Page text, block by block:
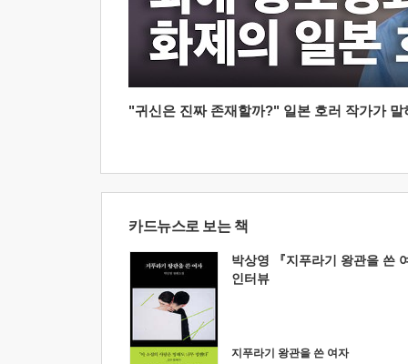
"귀신은 진짜 존재할까?" 일본 호러 작가가
카드뉴스로 보는 책
박상영 『지푸라기 왕관을 쓴
인터뷰
지푸라기 왕관을 쓴 여자